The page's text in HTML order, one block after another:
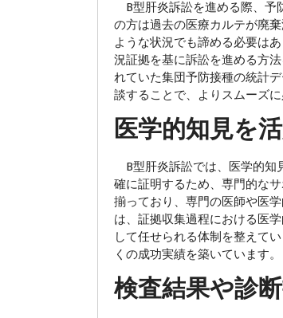
B型肝炎訴訟を進める際、予
の方は過去の医療カルテが廃
ような状況でも諦める必要は
況証拠を基に訴訟を進める方
れていた集団予防接種の統計
談することで、よりスムーズ
医学的知見を
B型肝炎訴訟では、医学的知
確に証明するため、専門的な
揃っており、専門の医師や医
は、証拠収集過程における医
して任せられる体制を整えて
くの成功実績を築いています。
検査結果や診